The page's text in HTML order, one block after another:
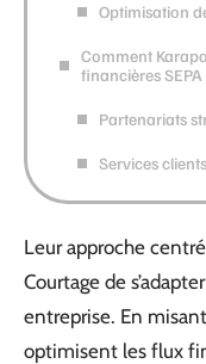
Optimisation
Comment
financières SEPA
Partenariats
Services
Leur approche
Courtage de
entreprise. En
optimisent les flux